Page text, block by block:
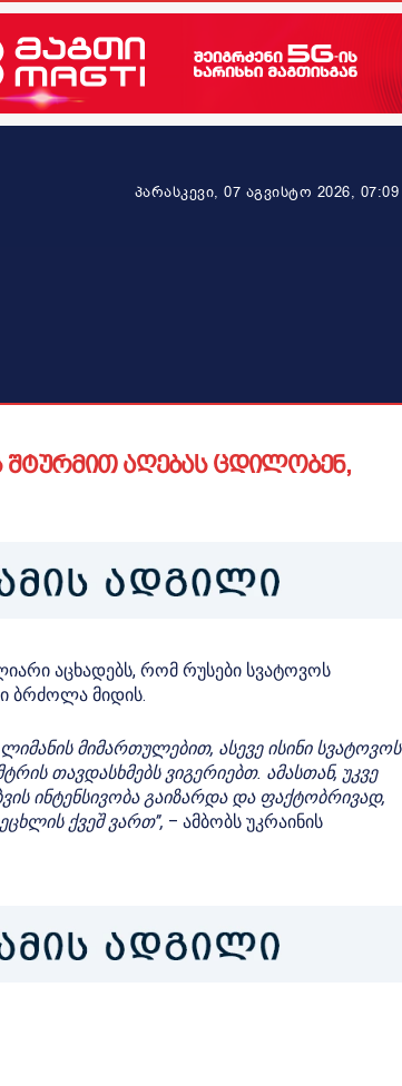
პარასკევი, 07 აგვისტო 2026, 07:09
შტურმით აღებას ცდილობენ,
აცხადებს, რომ რუსები სვატოვოს
ბრძოლა მიდის.
მიმართულებით, ასევე ისინი სვატოვოს
თავდასხმებს ვიგერიებთ. ამასთან, უკვე
ინტენსივობა გაიზარდა და ფაქტობრივად,
ქვეშ ვართ”, – ამბობს უკრაინის